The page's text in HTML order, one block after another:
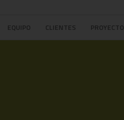
EQUIPO CLIENTES